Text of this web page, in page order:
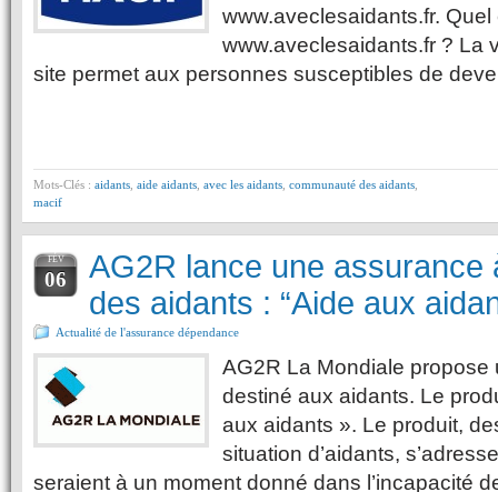
www.aveclesaidants.fr. Quel
www.aveclesaidants.fr ? La
site permet aux personnes susceptibles de
Mots-Clés : aidants aide aidants avec les aidants communauté des aidants
macif
FÉV
06
AG2R lance une assurance
des aidants : “Aide aux
Actualité de l'assurance dépendance
AG2R La Mondiale propose
destiné aux aidants. Le
aux aidants ». Le produit,
situation d’aidants,
seraient à un moment donné dans l’incapacité